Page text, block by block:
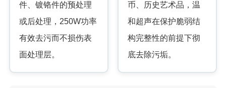
件、镀铬件的预处理
或后处理，250W功率
有效去污而不损伤表
面处理层。
币、历史艺术品，温
和超声在保护脆弱结
构完整性的前提下彻
底去除污垢。